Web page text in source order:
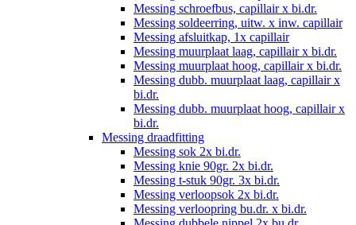
Messing schroefbus, capillair x bi.dr.
Messing soldeerring, uitw. x inw. capillair
Messing afsluitkap, 1x capillair
Messing muurplaat laag, capillair x bi.dr.
Messing muurplaat hoog, capillair x bi.dr.
Messing dubb. muurplaat laag, capillair x
bi.dr.
Messing dubb. muurplaat hoog, capillair x
bi.dr.
Messing draadfitting
Messing sok 2x bi.dr.
Messing knie 90gr. 2x bi.dr.
Messing t-stuk 90gr. 3x bi.dr.
Messing verloopsok 2x bi.dr.
Messing verloopring bu.dr. x bi.dr.